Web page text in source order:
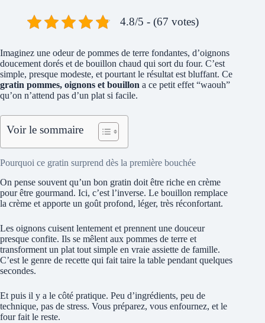
4.8/5 - (67 votes)
Imaginez une odeur de pommes de terre fondantes, d’oignons
doucement dorés et de bouillon chaud qui sort du four. C’est
simple, presque modeste, et pourtant le résultat est bluffant. Ce
gratin pommes, oignons et bouillon a ce petit effet “waouh”
qu’on n’attend pas d’un plat si facile.
Voir le sommaire
Pourquoi ce gratin surprend dès la première bouchée
On pense souvent qu’un bon gratin doit être riche en crème
pour être gourmand. Ici, c’est l’inverse. Le bouillon remplace
la crème et apporte un goût profond, léger, très réconfortant.
Les oignons cuisent lentement et prennent une douceur
presque confite. Ils se mêlent aux pommes de terre et
transforment un plat tout simple en vraie assiette de famille.
C’est le genre de recette qui fait taire la table pendant quelques
secondes.
Et puis il y a le côté pratique. Peu d’ingrédients, peu de
technique, pas de stress. Vous préparez, vous enfournez, et le
four fait le reste.